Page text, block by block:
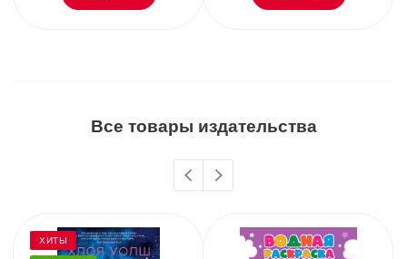
Все товары издательства
ХИТЫ